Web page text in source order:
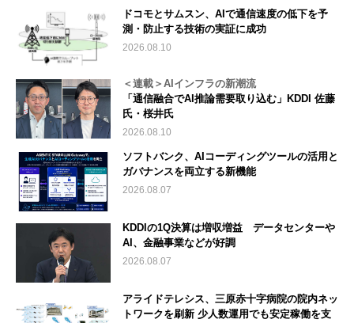
ドコモとサムスン、AIで通信速度の低下を予
測・防止する技術の実証に成功
2026.08.10
＜連載＞AIインフラの新潮流
「通信融合でAI推論需要取り込む」KDDI 佐藤
氏・桜井氏
2026.08.10
ソフトバンク、AIコーディングツールの活用と
ガバナンスを両立する新機能
2026.08.07
KDDIの1Q決算は増収増益 データセンターや
AI、金融事業などが好調
2026.08.07
アライドテレシス、三原赤十字病院の院内ネッ
トワークを刷新 少人数運用でも安定稼働を支